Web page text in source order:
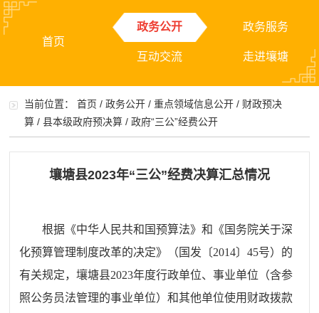
首页
政务公开 政务服务
互动交流 走进壤塘
当前位置：首页 /政务公开 /重点领域信息公开 / 财政预决
算 /县本级政府预决算 /政府“三公”经费公开
壤塘县2023年“三公”经费决算汇总情况
根据《中华人民共和国预算法》和《国务院关于深
化预算管理制度改革的决定》（国发〔2014〕45号）的
有关规定，壤塘县2023年度行政单位、事业单位（含参
照公务员法管理的事业单位）和其他单位使用财政拨款